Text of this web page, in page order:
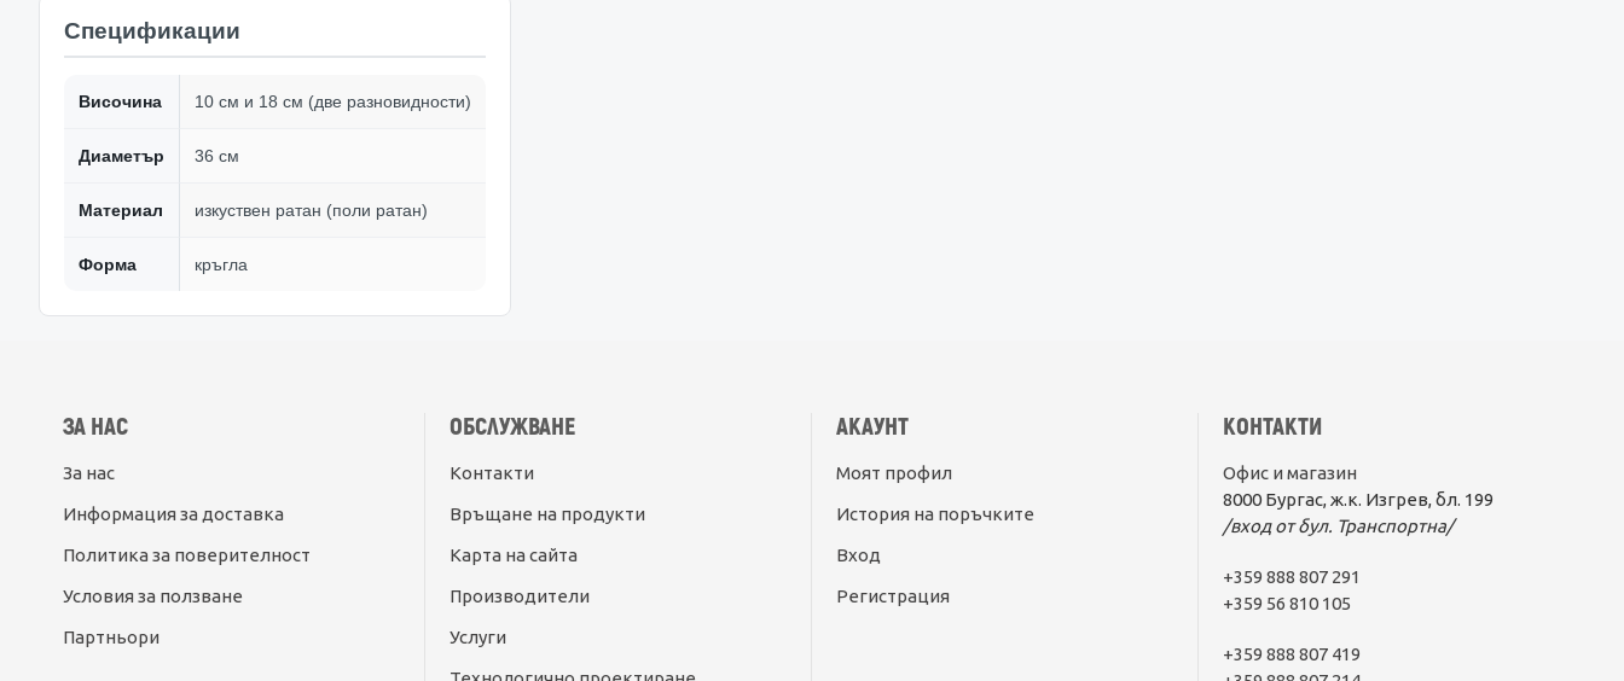
Спецификации
Височина 10 см и 18 см (две разновидности)
Диаметър 36 см
Материал изкуствен ратан (поли ратан)
Форма кръгла
ЗА НАС
За нас
Информация за доставка
Политика за поверителност
Условия за ползване
Партньори
ОБСЛУЖВАНЕ
Контакти
Връщане на продукти
Карта на сайта
Производители
Услуги
АКАУНТ
Моят профил
История на поръчките
Вход
Регистрация
КОНТАКТИ
Офис и магазин
8000 Бургас, ж.к. Изгрев, бл. 199
/вход от бул. Транспортна/
+359 888 807 291
+359 56 810 105
+359 888 807 419